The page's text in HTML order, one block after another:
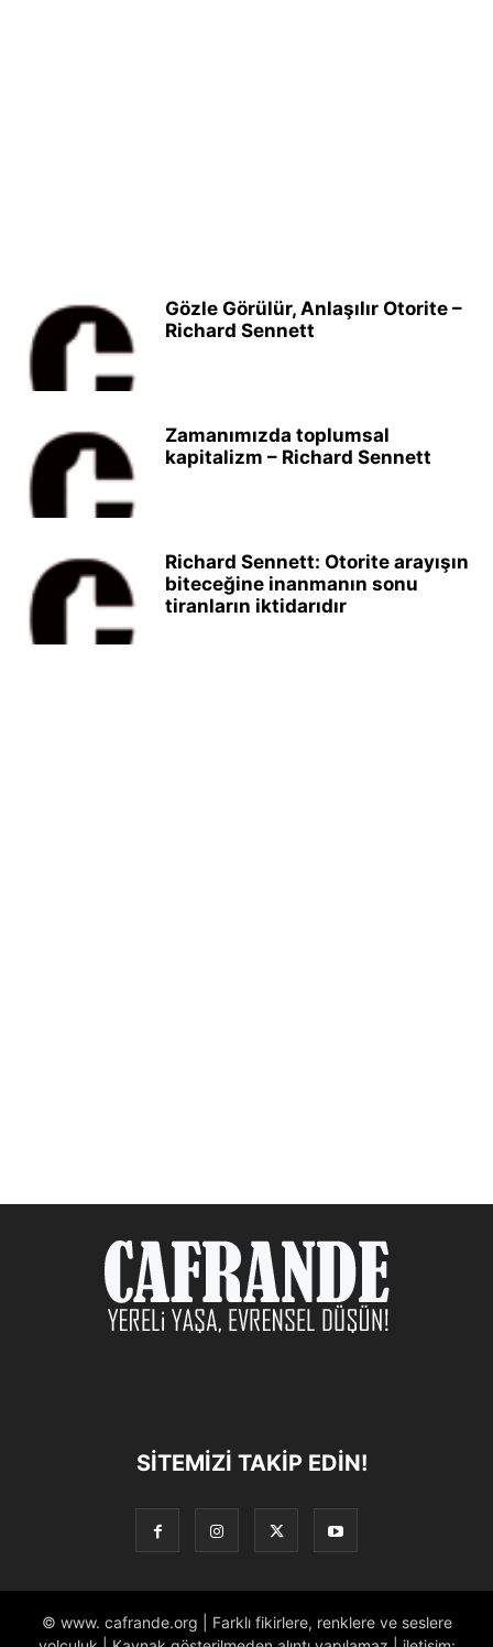
Gözle Görülür, Anlaşılır Otorite –
Richard Sennett
Zamanımızda toplumsal
kapitalizm – Richard Sennett
Richard Sennett: Otorite arayışın
biteceğine inanmanın sonu
tiranların iktidarıdır
SITEMIZI TAKIP EDIN!
© www. cafrande.org | Farklı fikirlere, renklere ve seslere